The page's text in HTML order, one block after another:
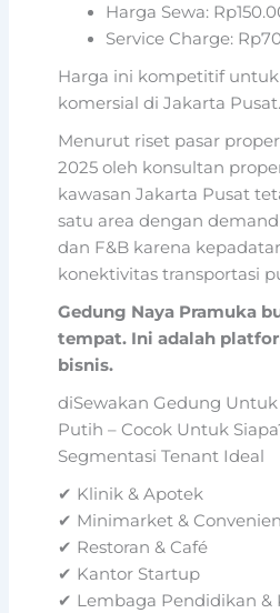
Harga Sewa:
Service Charge:
Harga ini kompetitif
komersial di Jakarta Pusat.
Menurut riset pasar
2025 oleh konsultan
kawasan Jakarta Pusat
satu area dengan
dan F&B karena
konektivitas transportasi
Gedung Naya Pramuka
tempat. Ini adalah
bisnis.
diSewakan Gedung
Putih – Cocok Untuk
Segmentasi Tenant Ideal
✔ Klinik & Apotek
✔ Minimarket &
✔ Restoran & Café
✔ Kantor Startup
✔ Lembaga Pendidikan &